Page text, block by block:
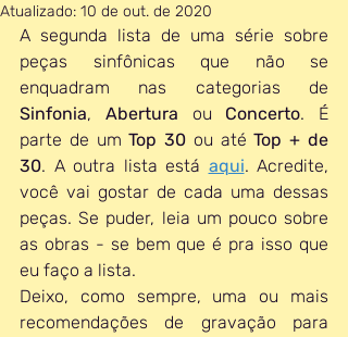
Atualizado: 10 de out. de 2020
A segunda lista de uma série sobre
peças sinfônicas que não se
Sinfonia, Abertura ou Concerto. É
parte de um Top 30 ou até Top + de
30. A outra lista está aqui. Acredite,
você vai gostar de cada uma dessas
peças. Se puder, leia um pouco sobre
as obras - se bem que é pra isso que
eu faço a lista.
Deixo, como sempre, uma ou mais
recomendações de gravação para